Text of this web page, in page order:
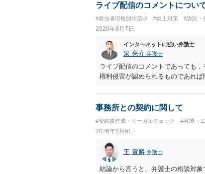
ライブ配信のコメントについ
#発信者情報開示請求 #炎上対策 #訴訟・
2026年8月7日
インターネットに強い弁護士
泉 亮介 弁護士
ライブ配信のコメントであっても
権利侵害が認められるものであれば
事務所との契約に関して
#契約書作成・リーガルチェック #芸能・
2026年8月6日
王 宣麟 弁護士
結論から言うと、弁護士の相談対